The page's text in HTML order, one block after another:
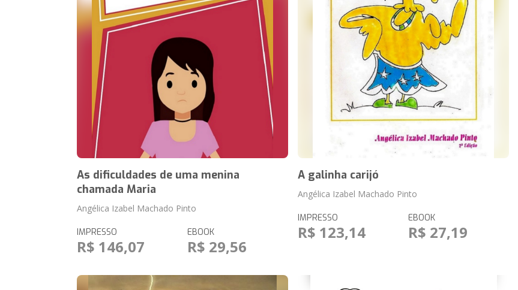
As dificuldades de uma menina
chamada Maria
Angélica Izabel Machado Pinto
IMPRESSO
R$ 146,07
EBOOK
R$ 29,56
A galinha carijó
Angélica Izabel Machado Pinto
IMPRESSO
R$ 123,14
EBOOK
R$ 27,19